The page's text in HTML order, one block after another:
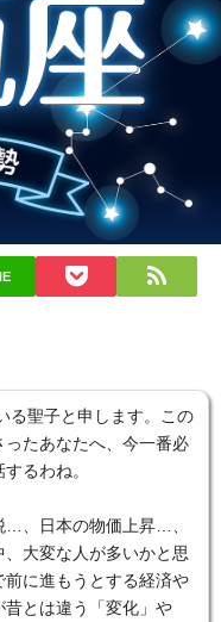
る聖子と申します。この
たあなたへ、今一番必
るわね。
…、日本の物価上昇…、
大変な人が多いかと思
前に進もうとする経済や
とは違う「変化」や